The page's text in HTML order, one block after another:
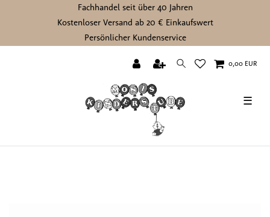
Fachhandel seit über 40 Jahren
Kostenloser Versand ab 20 € Einkaufswert
Persönlicher Kundenservice
0,00 EUR
☰